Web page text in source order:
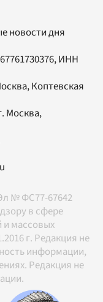
новости дня
ИНН
Коптевская
Москва,
№ ФС77-67642
в сфере
и массовых
г. Редакция не
информации,
Редакция не